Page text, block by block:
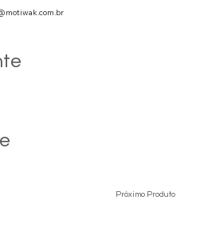
Próximo Produto